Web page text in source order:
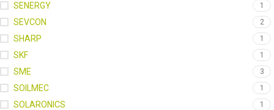
SENERGY 1
SEVCON 2
SHARP 1
SKF 1
SME 3
SOILMEC 1
SOLARONICS 1